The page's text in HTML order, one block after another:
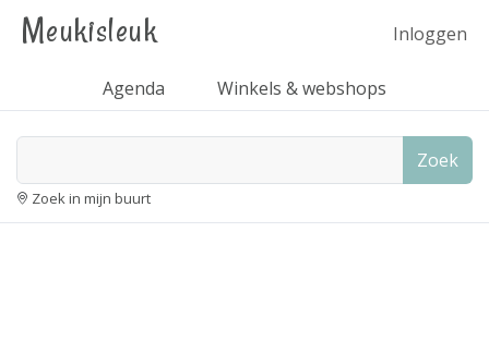
Meukisleuk Inloggen
Agenda Winkels & webshops
Zoek
Zoek in mijn buurt